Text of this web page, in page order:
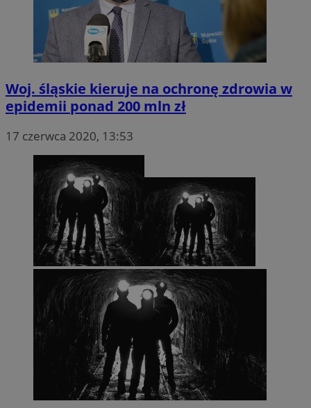
Woj. śląskie kieruje na ochronę zdrowia w
epidemii ponad 200 mln zł
17 czerwca 2020, 13:53